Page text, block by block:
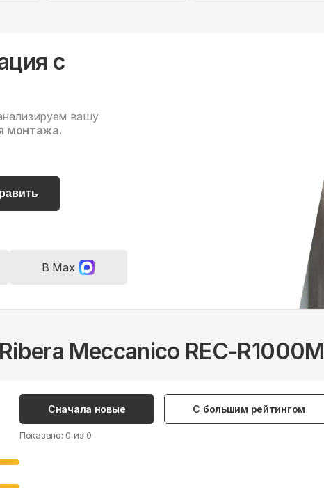
с
вашу
монтажа.
В Max
Meccanico REC-R1000M
Сначала новые С большим рейтингом
Показано: 0 из 0